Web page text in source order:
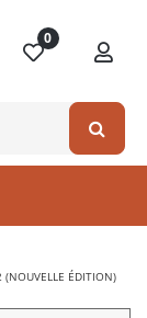
0
(NOUVELLE ÉDITION)